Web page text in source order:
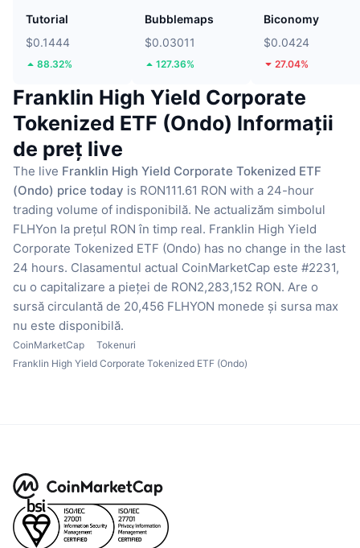
Tutorial
$0.1444
88.32%
Bubblemaps
$0.03011
127.36%
Biconomy
$0.0424
27.04%
Franklin High Yield Corporate
Tokenized ETF (Ondo) Informații
de preț live
The live Franklin High Yield Corporate Tokenized ETF
(Ondo) price today is RON111.61 RON with a 24-hour
trading volume of indisponibilă. Ne actualizăm simbolul
FLHYon la prețul RON în timp real. Franklin High Yield
Corporate Tokenized ETF (Ondo) has no change in the last
24 hours. Clasamentul actual CoinMarketCap este #2231,
cu o capitalizare a pieței de RON2,283,152 RON. Are o
sursă circulantă de 20,456 FLHYON monede și sursa max
nu este disponibilă.
CoinMarketCap
Tokenuri
Franklin High Yield Corporate Tokenized ETF (Ondo)